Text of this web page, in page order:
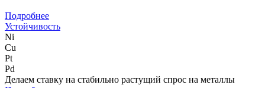
Подробнее
Устойчивость
Ni
Cu
Pt
Pd
Делаем ставку на стабильно растущий спрос на металлы